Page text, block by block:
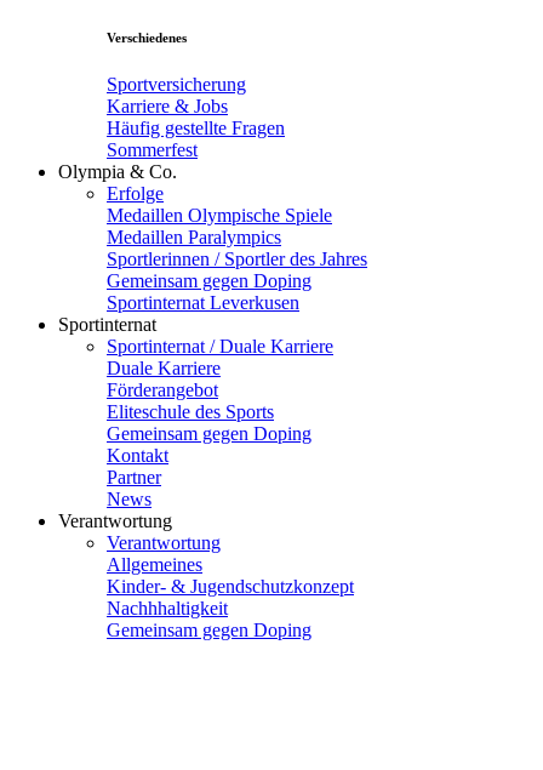
Verschiedenes
Sportversicherung
Karriere & Jobs
Häufig gestellte Fragen
Sommerfest
Olympia & Co.
Erfolge
Medaillen Olympische Spiele
Medaillen Paralympics
Sportlerinnen / Sportler des Jahres
Gemeinsam gegen Doping
Sportinternat Leverkusen
Sportinternat
Sportinternat / Duale Karriere
Duale Karriere
Förderangebot
Eliteschule des Sports
Gemeinsam gegen Doping
Kontakt
Partner
News
Verantwortung
Verantwortung
Allgemeines
Kinder- & Jugendschutzkonzept
Nachhhaltigkeit
Gemeinsam gegen Doping